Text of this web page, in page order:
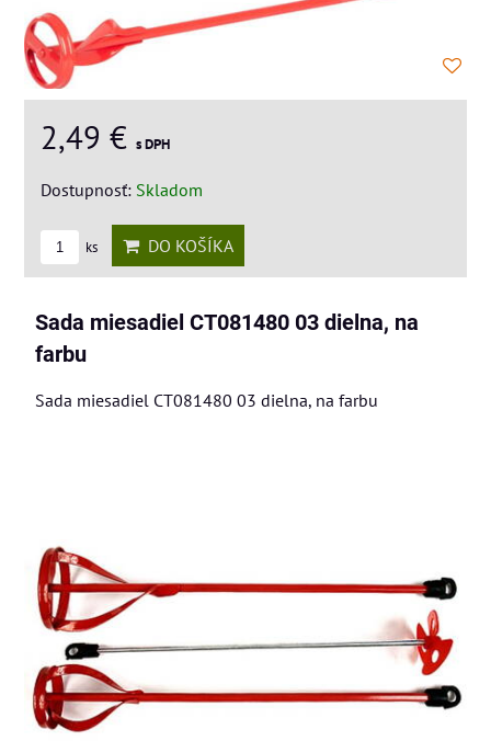
2,49 € s DPH
Dostupnosť: Skladom
ks DO KOŠÍKA
Sada miesadiel CT081480 03 dielna, na
farbu
Sada miesadiel CT081480 03 dielna, na farbu